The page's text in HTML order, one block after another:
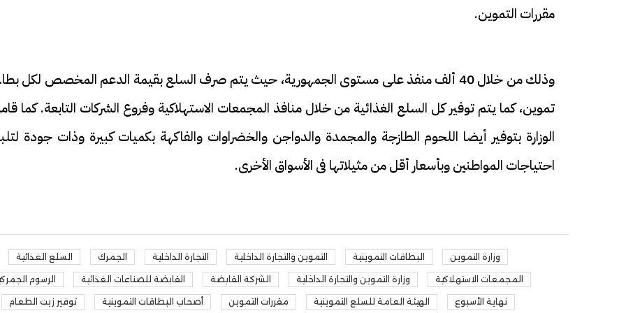
مقررات التموين.
وذلك من خلال 40 ألف منفذ على مستوى الجمهورية، حيث يتم صرف السلع بقيمة الدعم المخصص لكل
تموين، كما يتم توفير كل السلع الغذائية من خلال منافذ المجمعات الاستهلاكية وفروع الشركات التابعة. كما
الوزارة بتوفير أيضا اللحوم الطازجة والمجمدة والدواجن والخضراوات والفاكهة بكميات كبيرة وذات جودة
احتياجات المواطنين وبأسعار أقل من مثيلاتها فى الأسواق الأخرى.
وزارة التموين البطاقات التموينية التموين والتجارة الداخلية التجارة الداخلية الجمرك السلع الغذائية
المجمعات الاستهلاكية وزارة التموين والتجارة الداخلية الشركة القابضة القابضة للصناعات الغذائية الرسوم
نهاية الأسبوع الهيئة العامة للسلع التموينية مقررات التموين أصحاب البطاقات التموينية توفير زيت الطعام